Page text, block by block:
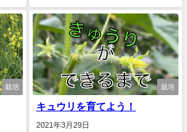
栽培 栽培
キュウリを育てよう！
2021年3月29日